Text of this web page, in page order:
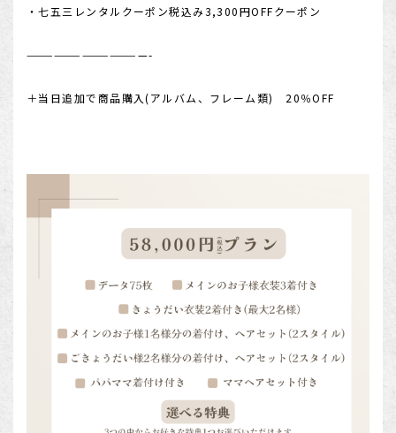
・七五三レンタルクーポン税込み3,300円OFFクーポン
—————————————-
＋当日追加で商品購入(アルバム、フレーム類) 20％OFF